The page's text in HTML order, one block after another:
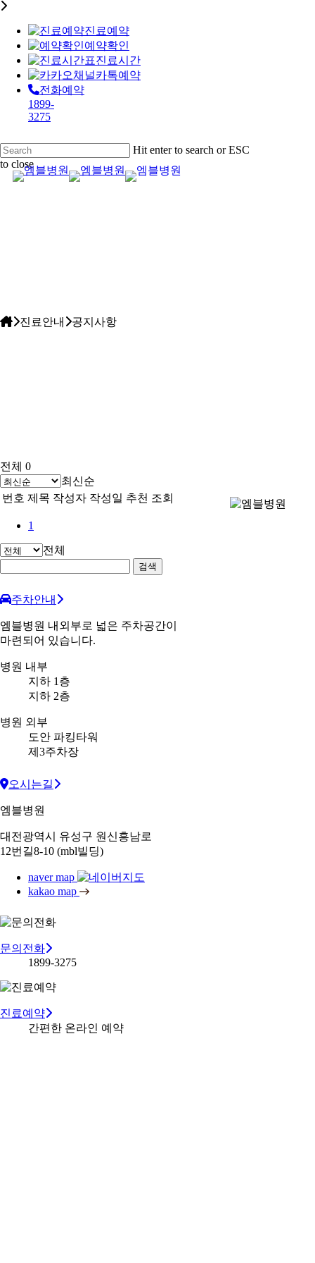
진료예약
예약확인
진료시간
카톡예약
전화예약
1899-
3275
to
main
content
Hit enter to search or ESC
to close
Close
Menu
진료안내 공지사항
전체 0
최신순
번호 제목 작성자 작성일 추천 조회
1
전체
검색
주차안내
엠블병원 내외부로 넓은 주차공간이
마련되어 있습니다.
병원 내부
지하 1층
지하 2층
병원 외부
도안 파킹타워
제3주차장
오시는길
엠블병원
대전광역시 유성구 원신흥남로
12번길8-10 (mbl빌딩)
naver map
kakao map
문의전화
1899-3275
진료예약
간편한 온라인 예약